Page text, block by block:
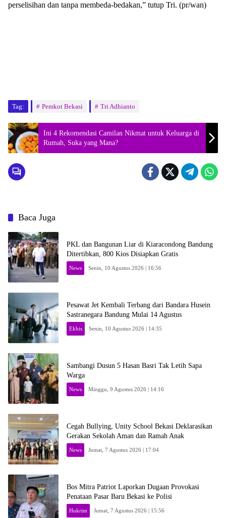
perselisihan dan tanpa membeda-bedakan,” tutup Tri. (pr/wan)
Tag: Pemkot Bekasi Tri Adhianto
Ini 4 Rekomendasi Camilan Nikmat untuk Keluarga di
Rumah, Suka yang Mana?
Baca Juga
PKL dan Bangunan Liar di Kiaracondong Bandung
Ditertibkan, 800 Kios Disiapkan Gratis
News Senin, 10 Agustus 2026 | 16:56
Pesawat Jet Kembali Terbang dari Bandara Husein
Sastranegara Bandung Mulai 14 Agustus
Ekbis Senin, 10 Agustus 2026 | 14:35
Sambangi Dusun 5 Hasan Basri Tak Letih Sapa
Warga
News Minggu, 9 Agustus 2026 | 14:16
Cegah Bullying, Unity School Bekasi Deklarasikan
Gerakan Sekolah Aman dan Ramah Anak
News Jumat, 7 Agustus 2026 | 17:04
Bos Mitra Patriot Laporkan Dugaan Provokasi
Penataan Pasar Baru Bekasi ke Polisi
Hukrim Jumat, 7 Agustus 2026 | 15:56